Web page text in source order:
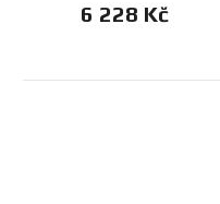
6 228 Kč